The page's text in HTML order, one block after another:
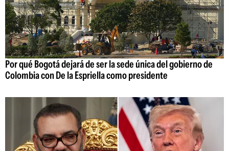
Por qué Bogotá dejará de ser la sede única del gobierno de
Colombia con De la Espriella como presidente